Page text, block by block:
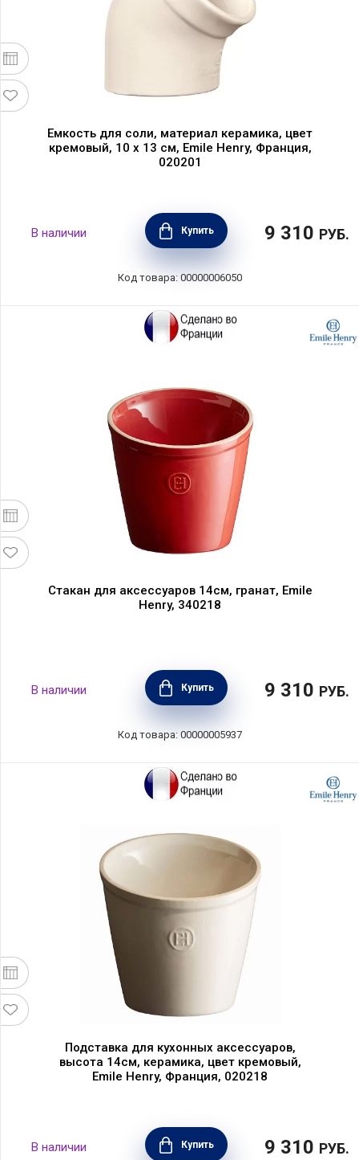
Емкость для соли, материал керамика, цвет
кремовый, 10 х 13 см, Emile Henry, Франция,
020201
В наличии Купить 9 310 РУБ.
Код товара: 00000006050
Стакан для аксессуаров 14см, гранат, Emile
Henry, 340218
В наличии Купить 9 310 РУБ.
Код товара: 00000005937
Подставка для кухонных аксессуаров,
высота 14см, керамика, цвет кремовый,
Emile Henry, Франция, 020218
В наличии Купить 9 310 РУБ.